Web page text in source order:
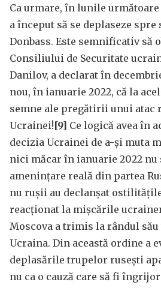
Ca urmare, în lunile
a început să se deplaseze spre
Donbass. Este semnificativ să
Consiliului de Securitate
Danilov, a declarat în
nou, în ianuarie 2022, că la
semne ale pregătirii unui atac
Ucrainei![9] Ce logică avea în
decizia Ucrainei de a-și muta
nici măcar în ianuarie 2022 nu
amenințare reală din partea
nu rușii au declanșat
reacționat la mișcările
Moscova a trimis la rândul
Ucraina. Din această ordine a
deplasările trupelor rusești
nu ca o cauză care să fi